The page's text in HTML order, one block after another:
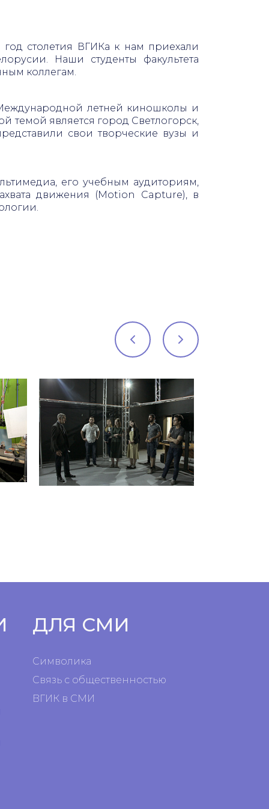
столетия ВГИКа к нам приехали
Наши студенты факультета
коллегам.
летней киношколы и
темой является город Светлогорск,
свои творческие вузы и
его учебным аудиториям,
движения (Мotion Сapture), в
ДЛЯ СМИ
Символика
Связь с общественностью
ВГИК в СМИ